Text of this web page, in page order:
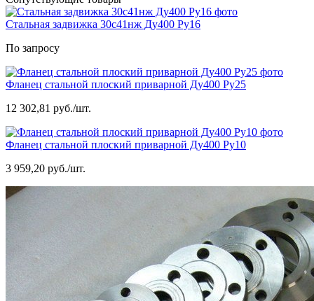
Стальная задвижка 30с41нж Ду400 Ру16
По запросу
Фланец стальной плоский приварной Ду400 Ру25
12 302,81 руб./шт.
Фланец стальной плоский приварной Ду400 Ру10
3 959,20 руб./шт.